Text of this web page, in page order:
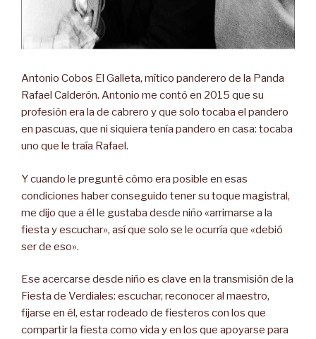
Antonio Cobos El Galleta, mítico panderero de la Panda
Rafael Calderón. Antonio me contó en 2015 que su
profesión era la de cabrero y que solo tocaba el pandero
en pascuas, que ni siquiera tenía pandero en casa: tocaba
uno que le traía Rafael.
Y cuando le pregunté cómo era posible en esas
condiciones haber conseguido tener su toque magistral,
me dijo que a él le gustaba desde niño «arrimarse a la
fiesta y escuchar», así que solo se le ocurría que «debió
ser de eso».
Ese acercarse desde niño es clave en la transmisión de la
Fiesta de Verdiales: escuchar, reconocer al maestro,
fijarse en él, estar rodeado de fiesteros con los que
compartir la fiesta como vida y en los que apoyarse para